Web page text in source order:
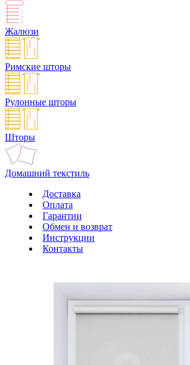
Жалюзи
Римские шторы
Рулонные шторы
Шторы
Домашний текстиль
Доставка
Оплата
Гарантии
Обмен и возврат
Инструкции
Контакты